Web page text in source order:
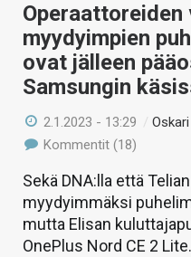
Operaattoreiden
myydyimpien
ovat jälleen
Samsungin
2.1.2023 - 13:29 /
Kommentit (18)
Sekä DNA:lla että
myydyimmäksi
mutta Elisan
OnePlus Nord CE 2 Lite.